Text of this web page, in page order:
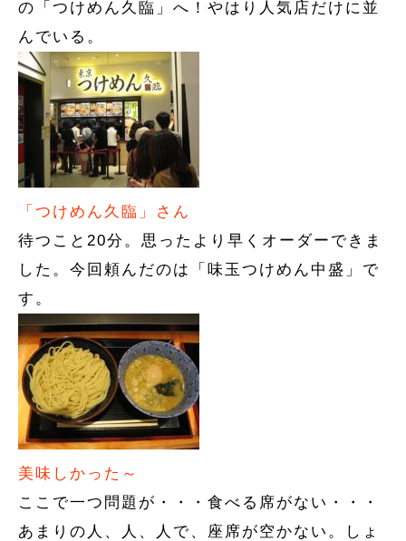
の「つけめん久臨」へ！やはり人気店だけに並
んでいる。
「つけめん久臨」さん
待つこと20分。思ったより早くオーダーできま
した。今回頼んだのは「味玉つけめん中盛」で
す。
美味しかった～
ここで一つ問題が・・・食べる席がない・・・
あまりの人、人、人で、座席が空かない。しょ